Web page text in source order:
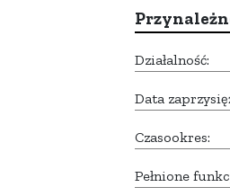
Działalność:
Data
Czasookres:
Pełnione